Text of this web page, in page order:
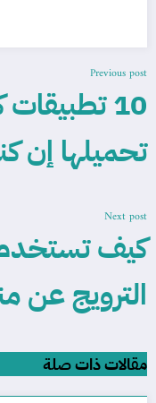
Previous post
10
تحميلها إن
Next post
كيف تستخدم
الترويج عن
مقالات ذات صلة